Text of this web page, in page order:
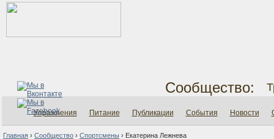
Сообщество:
Упражнения Питание Публикации События Новости
Главная › Сообщество › Спортсмены › Екатерина Лежнева